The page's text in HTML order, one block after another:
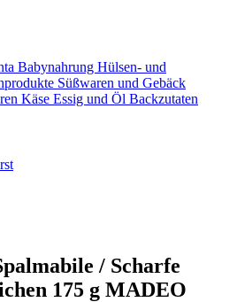
Babynahrung Hülsen- und
Süßwaren und Gebäck
Käse Essig und Öl Backzutaten
/ Scharfe
175 g MADEO